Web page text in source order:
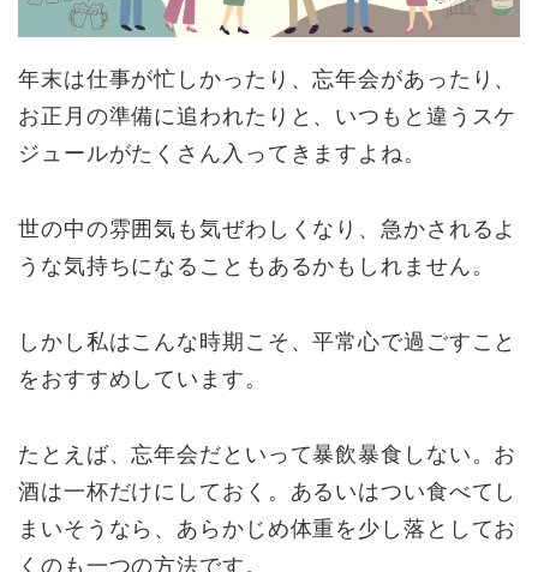
年末は仕事が忙しかったり、忘年会があったり、
お正月の準備に追われたりと、いつもと違うスケ
ジュールがたくさん入ってきますよね。
世の中の雰囲気も気ぜわしくなり、急かされるよ
うな気持ちになることもあるかもしれません。
しかし私はこんな時期こそ、平常心で過ごすこと
をおすすめしています。
たとえば、忘年会だといって暴飲暴食しない。お
酒は一杯だけにしておく。あるいはつい食べてし
まいそうなら、あらかじめ体重を少し落としてお
くのも一つの方法です。